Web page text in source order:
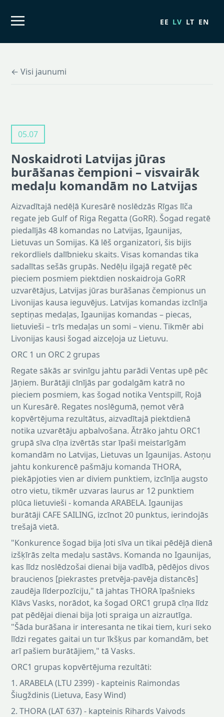
EE LV LT EN
← Visi jaunumi
05.07
Noskaidroti Latvijas jūras
burāšanas čempioni – visvairāk
medaļu komandām no Latvijas
Aizvadītajā nedēļā Kuresārē noslēdzās Rīgas līča
regate jeb Gulf of Riga Regatta (GoRR). Šogad regatē
piedalījās 48 komandas no Latvijas, Igaunijas,
Lietuvas un Somijas. Kā lēš organizatori, šis bijis
rekordliels dalībnieku skaits. Visas komandas tika
sadalītas sešās grupās. Nedēļu ilgajā regatē pēc
pieciem posmiem piektdien noskaidroja GoRR
uzvarētājus, Latvijas jūras burāšanas čempionus un
Livonijas kausa ieguvējus. Latvijas komandas izcīnīja
septiņas medaļas, Igaunijas komandas – piecas,
lietuvieši – trīs medaļas un somi – vienu. Tikmēr abi
Livonijas kausi šogad aizceļoja uz Lietuvu.
ORC 1 un ORC 2 grupas
Regate sākās ar svinīgu jahtu parādi Ventas upē pēc
Jāņiem. Burātāji cīnījās par godalgām katrā no
pieciem posmiem, kas šogad notika Ventspilī, Rojā
un Kuresārē. Regates noslēgumā, ņemot vērā
kopvērtējuma rezultātus, aizvadītajā piektdienā
notika uzvarētāju apbalvošana. Ātrāko jahtu ORC1
grupā sīva cīņa izvērtās star īpaši meistarīgām
komandām no Latvijas, Lietuvas un Igaunijas. Astoņu
jahtu konkurencē pašmāju komanda THORA,
piekāpjoties vien ar diviem punktiem, izcīnīja augsto
otro vietu, tikmēr uzvaras laurus ar 12 punktiem
plūca lietuvieši - komanda ARABELA. Igaunijas
burātāji CAFE SAILING, izcīnot 20 punktus, ierindojās
trešajā vietā.
"Konkurence šogad bija ļoti sīva un tikai pēdējā dienā
izšķīrās zelta medaļu sastāvs. Komanda no Igaunijas,
kas līdz noslēdzošai dienai bija vadībā, pēdējos divos
braucienos [piekrastes pretvēja-pavēja distancēs]
zaudēja līderpozīciju," tā jahtas THORA īpašnieks
Klāvs Vasks, norādot, ka šogad ORC1 grupā cīņa līdz
pat pēdējai dienai bija ļoti spraiga un aizrautīga.
"Šāda burāšana ir interesanta ne tikai tiem, kuri seko
līdzi regates gaitai un tur īkšķus par komandām, bet
arī pašiem burātājiem," tā Vasks.
ORC1 grupas kopvērtējuma rezultāti:
1. ARABELA (LTU 2399) - kapteinis Raimondas
Šiugždinis (Lietuva, Easy Wind)
2. THORA (LAT 637) - kapteinis Rihards Vaivods